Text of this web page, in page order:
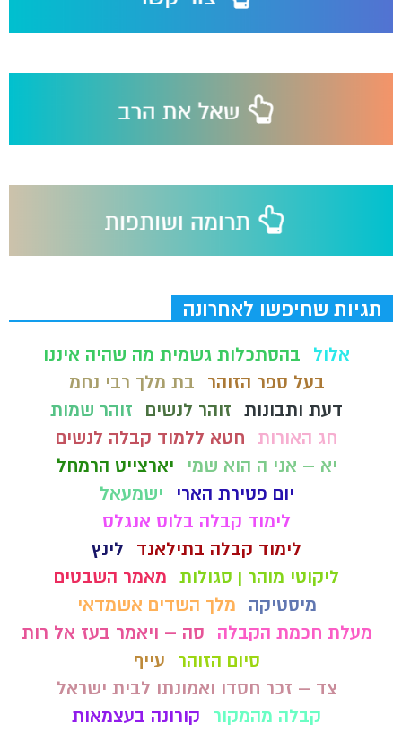
תגיות שחיפשו לאחרונה
אלול
בהסתכלות גשמית מה שהיה איננו
בעל ספר הזוהר
בת מלך רבי נחמ
דעת ותבונות זוהר לנשים
זוהר שמות
חג האורות חטא ללמוד קבלה לנשים
יא – אני ה הוא שמי
יארצייט הרמחל
יום פטירת הארי
ישמעאל
לימוד קבלה בלוס אנגלס
לימוד קבלה בתילאנד
לינץ
ליקוטי מוהר ן סגולות מאמר השבטים
מיסטיקה
מלך השדים אשמדאי
מעלת חכמת הקבלה
סה – ויאמר בעז אל רות
סיום הזוהר
עייף
צד – זכר חסדו ואמונתו לבית ישראל
קבלה מהמקור
קורונה בעצמאות